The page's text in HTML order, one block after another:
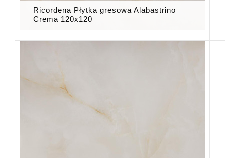
Ricordena Płytka gresowa Alabastrino
Crema 120x120